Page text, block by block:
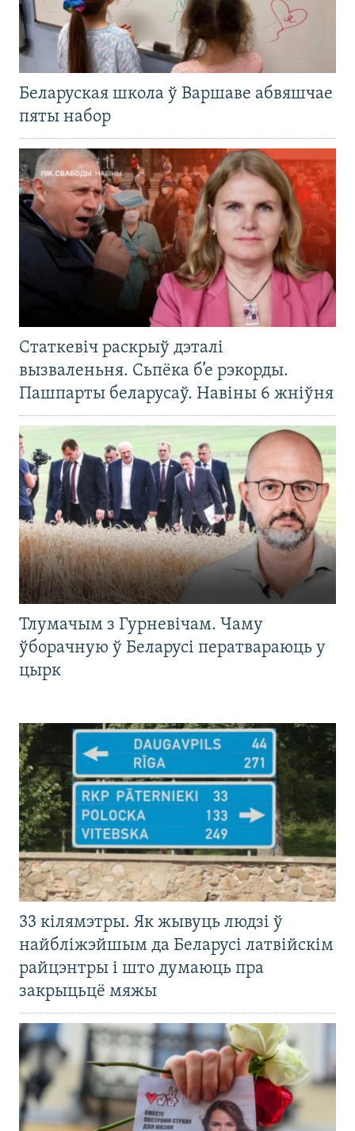
Беларуская школа ў Варшаве абвяшчае
пяты набор
Статкевіч раскрыў дэталі
вызваленьня. Сьпёка б’е рэкорды.
Пашпарты беларусаў. Навіны 6 жніўня
Тлумачым з Гурневічам. Чаму
ўборачную ў Беларусі ператвараюць у
цырк
33 кілямэтры. Як жывуць людзі ў
найбліжэйшым да Беларусі латвійскім
райцэнтры і што думаюць пра
закрыцьцё мяжы